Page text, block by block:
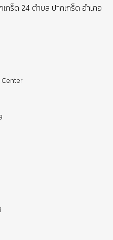
ร็ด 24 ตำบล ปากเกร็ด อำเภอ